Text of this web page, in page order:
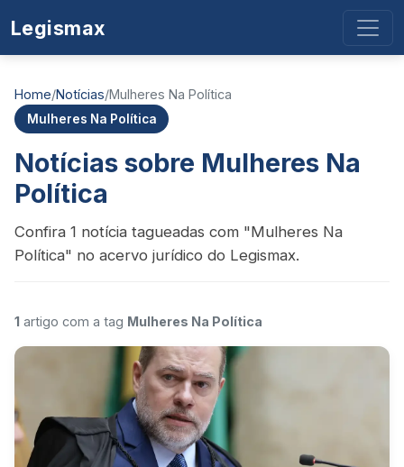
Legismax
Home/Notícias/Mulheres Na Política
Mulheres Na Política
Notícias sobre Mulheres Na
Política
Confira 1 notícia tagueadas com "Mulheres Na
Política" no acervo jurídico do Legismax.
1 artigo com a tag Mulheres Na Política